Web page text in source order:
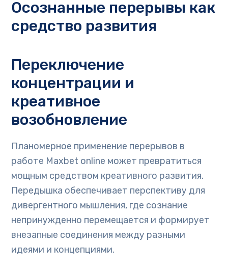
Осознанные перерывы как
средство развития
Переключение
концентрации и
креативное
возобновление
Планомерное применение перерывов в
работе Maxbet online может превратиться
мощным средством креативного развития.
Передышка обеспечивает перспективу для
дивергентного мышления, где сознание
непринужденно перемещается и формирует
внезапные соединения между разными
идеями и концепциями.